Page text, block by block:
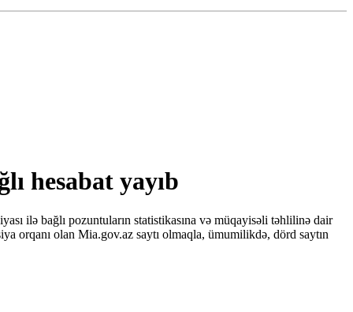
hesabat yayıb
ilə bağlı pozuntuların statistikasına və müqayisəli təhlilinə dair
orqanı olan Mia.gov.az saytı olmaqla, ümumilikdə, dörd saytın